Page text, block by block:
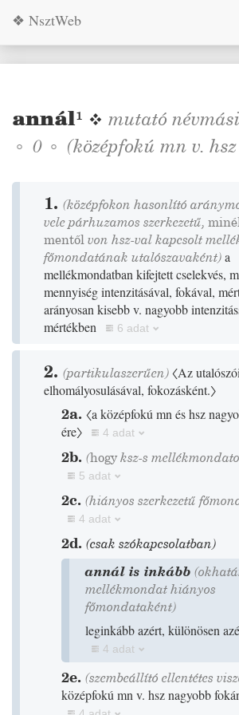
❖ NsztWeb
annál¹ ❖ mutató
◦ 0◦ (középfokú mn v.
1. (középfokon hasonlító
vele párhuzamos szerkezetű,
mentőlvon hsz-val kapcsolt
főmondatának utalószavaként)a
mellékmondatban kifejtett cselekvés,
mennyiség intenzitásával, fokával,
arányosan kisebb v. nagyobb
mértékben
6 adat
2. (partikulaszerűen)〈Az
elhomályosulásával, fokozásként.〉
2a. 〈a középfokú mn és hsz
ére〉
4 adat
2b. (hogyksz-s
5 adat
2c. (hiányos szerkezetű
4 adat
2d. (csak szókapcsolatban)
annál is inkább
mellékmondat hiányos
főmondataként)
leginkább azért, különösen
4 adat
2e. (szembeállító ellentétes
középfokú mn v. hsz nagyobb